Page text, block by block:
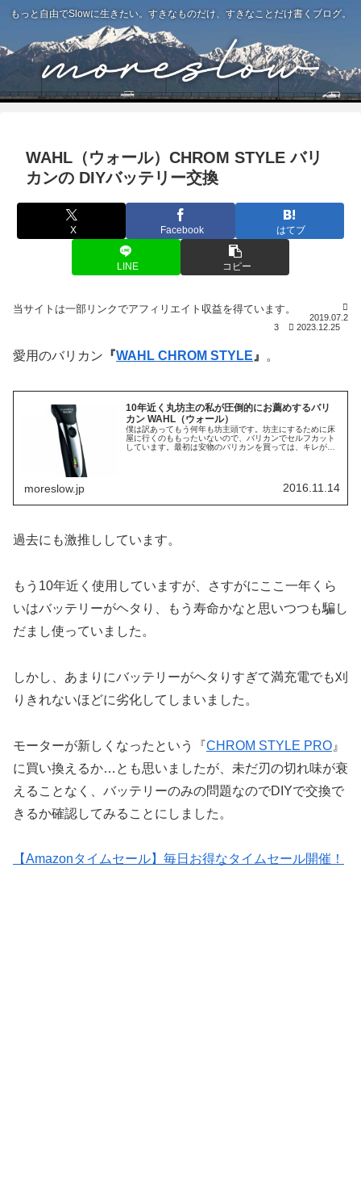
もっと自由でSlowに生きたい。すきなものだけ、すきなことだけ書くブログ。
WAHL（ウォール）CHROM STYLE バリ
カンの DIYバッテリー交換
X Facebook はてブ
LINE コピー
2019.07.2
3
2023.12.25
愛用のバリカン 『WAHL CHROM STYLE 』 。
10年近く丸坊主の私が圧倒的にお薦めするバリ
カン WAHL（ウォール）
僕は訳あってもう何年も坊主頭です。坊主にするために床
屋に行くのももったいないので、バリカンでセルフカット
しています。最初は安物のバリカンを買っては、キレが悪
moreslow.jp 2016.11.14
過去にも激推ししています。
もう10年近く使用していますが、さすがにここ一年くら
いはバッテリーがヘタり、もう寿命かなと思いつつも騙し
だまし使っていました。
しかし、あまりにバッテリーがヘタりすぎて満充電でも刈
りきれないほどに劣化してしまいました。
モーターが新しくなったという『CHROM STYLE PRO 』
に買い換えるか…とも思いましたが、未だ刃の切れ味が衰
えることなく、バッテリーのみの問題なのでDIYで交換で
きるか確認してみることにしました。
【Amazonタイムセール】毎日お得なタイムセール開催！